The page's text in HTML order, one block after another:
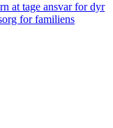
at tage ansvar for dyr
for familiens